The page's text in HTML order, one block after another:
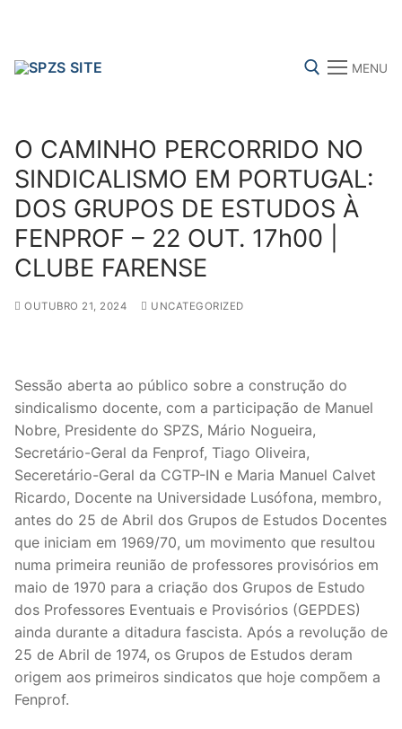
Search for:
MENU
FENPROF CGTP-IN FRENTE COMUM
Search
for:
Notícias
Legislação
Sectores
PRÉ-ESCOLAR
1º CICLO
2º/3º CEB / SECUNDÁRIO
ENSINO ARTÍSTICO
EDUCAÇÃO ESPECIAL
PARTICULAR / IPSS / MISERICÓRDIAS
O CAMINHO PERCORRIDO NO
SINDICALISMO EM PORTUGAL:
DOS GRUPOS DE ESTUDOS À
FENPROF – 22 OUT. 17h00 |
CLUBE FARENSE
OUTUBRO 21, 2024 UNCATEGORIZED
Sessão aberta ao público sobre a construção do
sindicalismo docente, com a participação de Manuel
Nobre, Presidente do SPZS, Mário Nogueira,
Secretário-Geral da Fenprof, Tiago Oliveira,
Seceretário-Geral da CGTP-IN e Maria Manuel Calvet
Ricardo, Docente na Universidade Lusófona, membro,
antes do 25 de Abril dos Grupos de Estudos Docentes
que iniciam em 1969/70, um movimento que resultou
numa primeira reunião de professores provisórios em
maio de 1970 para a criação dos Grupos de Estudo
dos Professores Eventuais e Provisórios (GEPDES)
ainda durante a ditadura fascista. Após a revolução de
25 de Abril de 1974, os Grupos de Estudos deram
origem aos primeiros sindicatos que hoje compõem a
Fenprof.